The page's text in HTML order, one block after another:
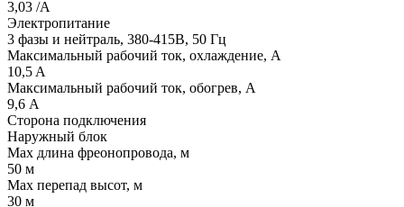
3,03 /A
Электропитание
3 фазы и нейтраль, 380-415В, 50 Гц
Максимальный рабочий ток, охлаждение, А
10,5 A
Максимальный рабочий ток, обогрев, А
9,6 А
Сторона подключения
Наружный блок
Max длина фреонопровода, м
50 м
Max перепад высот, м
30 м